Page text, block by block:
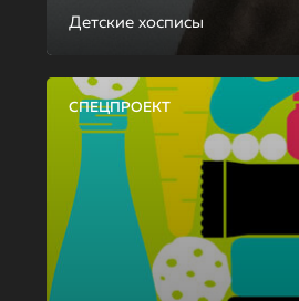
Детские хосписы
СПЕЦПРОЕКТ